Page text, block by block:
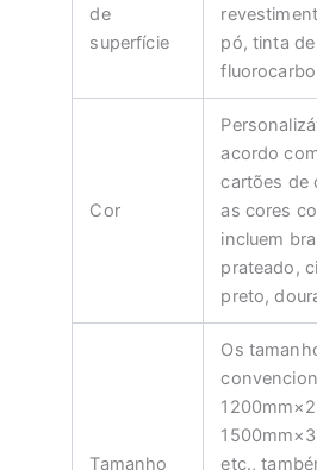
de
superfície
pó, tinta de
Cor
acordo
cartões de
as cores
incluem
prateado,
preto,
Tamanho
Os
etc.,